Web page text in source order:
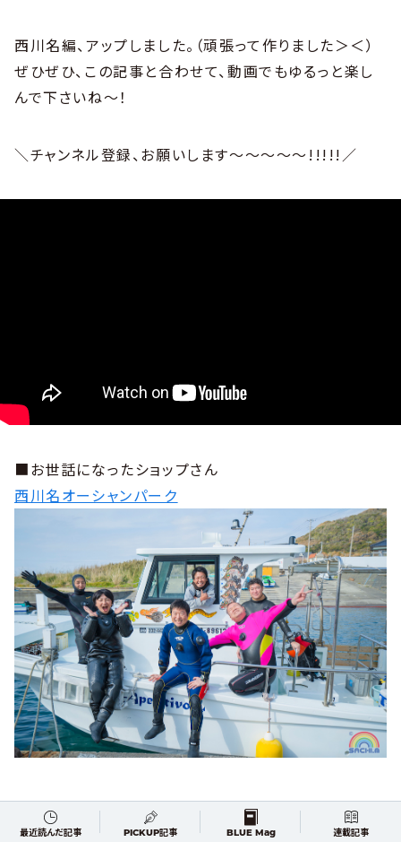
西川名編、アップしました。（頑張って作りました＞＜）
ぜひぜひ、この記事と合わせて、動画でもゆるっと楽し
んで下さいね〜！
＼チャンネル登録、お願いします〜〜〜〜〜!!!!!／
■お世話になったショップさん
西川名オーシャンパーク
港の目の前にあるので、ボートまですぐ。ポイントまでも
5分もしないで着いてしまいます。新艇「Aperitivo号」
最近読んだ記事 PICKUP記事 BLUE Mag 連載記事